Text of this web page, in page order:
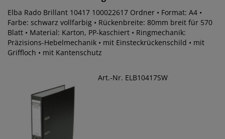
Elba Rado Brillant 10417 100022617 Ordner • Format: A4 •
Farbe: schwarz vollfarbig • Rückenbreite: 80mm breit für 570
Blatt • Material: Karton, PP-kaschiert • Ringmechanik:
Präzisions-Hebelmechanik • mit Einsteckrückenschild • mit
Griffloch • mit Kantenschutz
Art.-Nr. ELB10417SW